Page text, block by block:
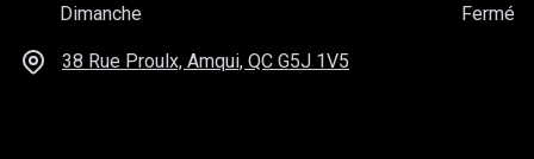
Dimanche
Fermé
38 Rue Proulx, Amqui, QC G5J 1V5